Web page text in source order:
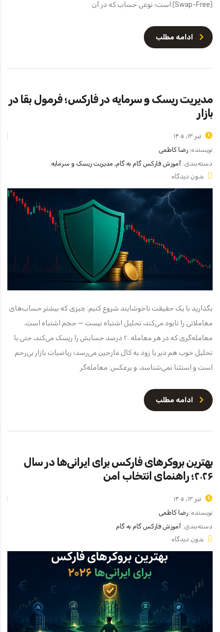
(Swap-Free) است؛ نوعی حساب که در آن
ادامه مطلب
مدیریت ریسک و سرمایه در فارکس؛ فرمول بقا در
بازار
تیر ۱۳, ۱۴۰۵
نویسنده: رضا کاظمی
دسته‌بندی: آموزش فارکس گام به گام, مدیریت ریسک و سرمایه
بدون دیدگاه
بگذارید با یک حقیقت ناخوشایند شروع کنیم: چیزی که بیشتر حساب‌های
معاملاتی را نابود می‌کند، تحلیل اشتباه نیست — حجم اشتباه است.
معامله‌گری که در هر معامله ۲۰ درصد حسابش را ریسک می‌کند، حتی با
تحلیل خوب هم دیر یا زود به کال مارجین می‌رسد؛ ریاضیات بازار بی‌رحم
است و استثنا نمی‌شناسد. و برعکس: معامله‌گر
ادامه مطلب
بهترین بروکرهای فارکس برای ایرانی‌ها در سال
۲۰۲۶؛ راهنمای انتخاب امن
تیر ۱۳, ۱۴۰۵
نویسنده: رضا کاظمی
دسته‌بندی: آموزش فارکس گام به گام
بدون دیدگاه